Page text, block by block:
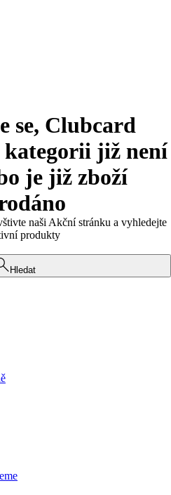
se, Clubcard
již není
je již zboží
naši Akční stránku a vyhledejte
produkty
Hledat